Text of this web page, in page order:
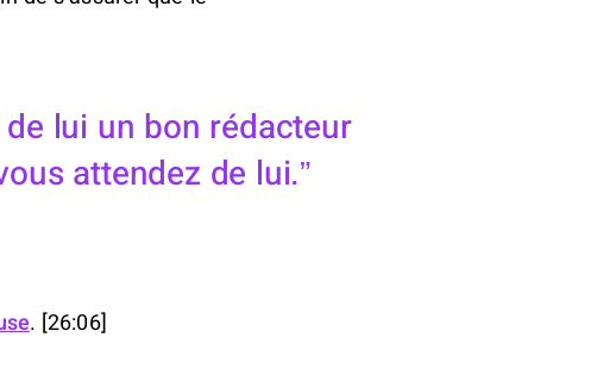
lui un bon rédacteur
attendez de lui.
. [26:06]